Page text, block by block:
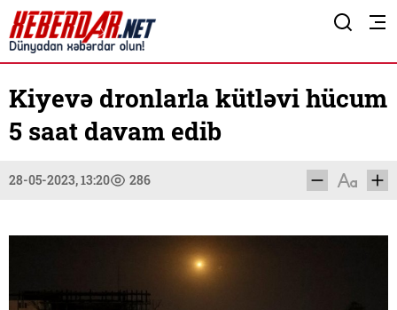
Kiyevə dronlarla kütləvi hücum
5 saat davam edib
28-05-2023, 13:20 286